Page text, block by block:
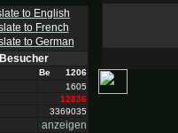
Besucher
1206
1605
12836
3369035
anzeigen